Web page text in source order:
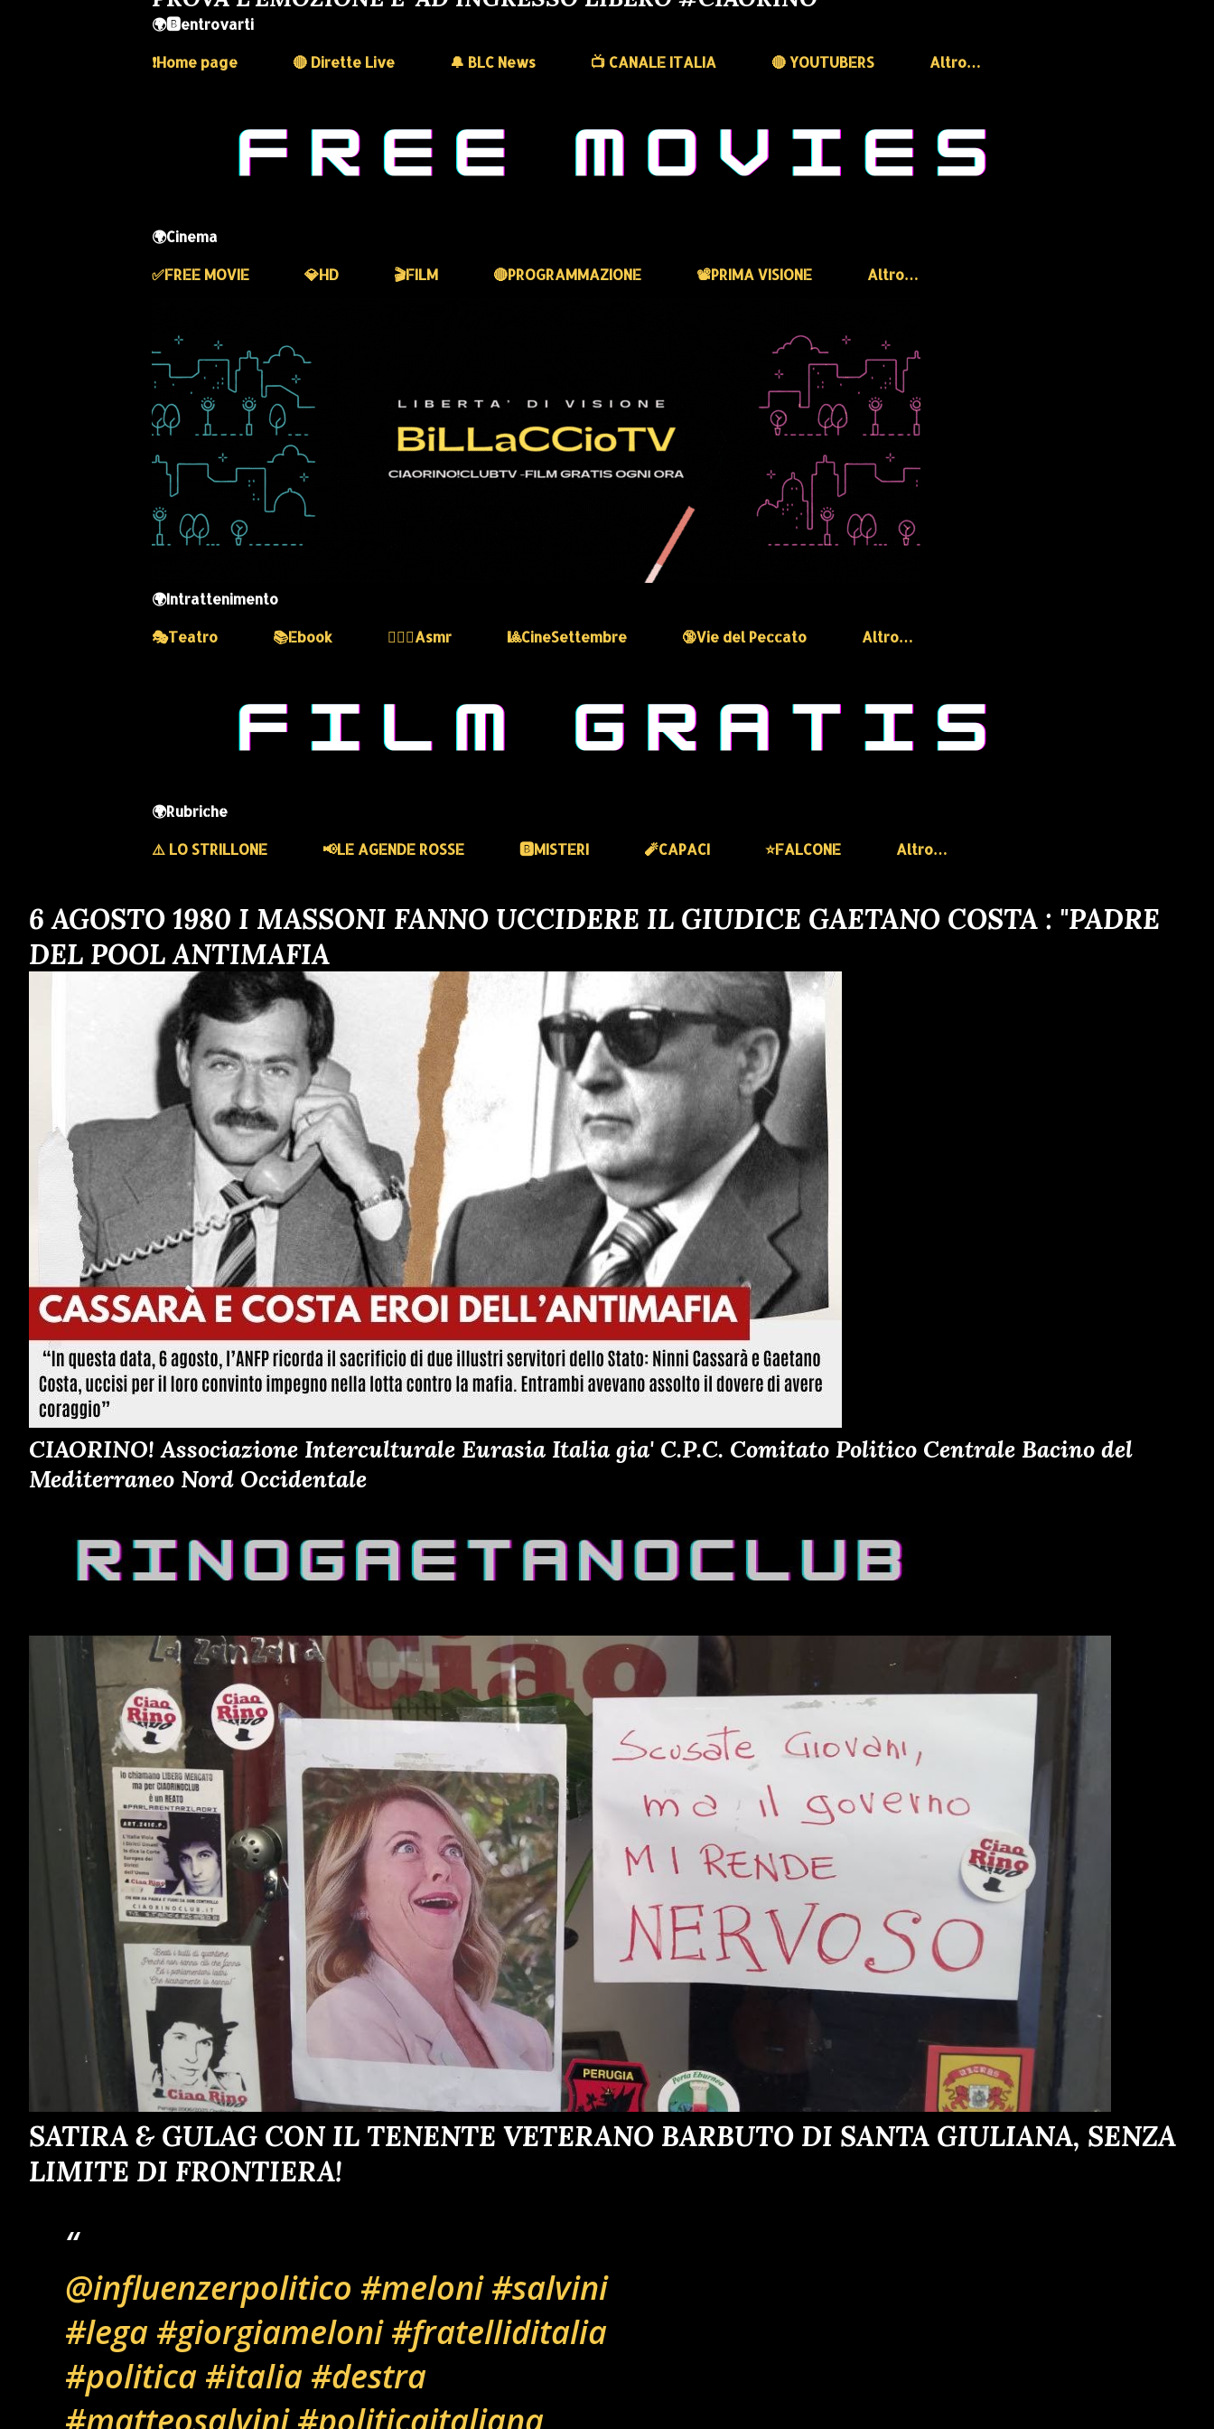
🌍🅱️entrovarti
❗️Home page
🔴 Dirette Live 🔔 BLC News 📺 CANALE ITALIA 🔴 YOUTUBERS Altro…
🌍Cinema
✅️FREE MOVIE
💎HD 🎬FILM 🔴PROGRAMMAZIONE 📽️PRIMA VISIONE Altro…
🌍Intrattenimento
🎭Teatro
📚Ebook 💆🏻‍♀️Asmr 🎱CineSettembre 🔞Vie del Peccato Altro…
🌍Rubriche
⚠️ LO STRILLONE
📢LE AGENDE ROSSE 🅱️MISTERI 🧨CAPACI ⭐️FALCONE Altro…
6 AGOSTO 1980 I MASSONI FANNO UCCIDERE IL GIUDICE GAETANO COSTA : "PADRE
DEL POOL ANTIMAFIA
CIAORINO! Associazione Interculturale Eurasia Italia gia' C.P.C. Comitato Politico Centrale Bacino del
Mediterraneo Nord Occidentale
SATIRA & GULAG CON IL TENENTE VETERANO BARBUTO DI SANTA GIULIANA, SENZA
LIMITE DI FRONTIERA!
@influenzerpolitico #meloni #salvini
#lega #giorgiameloni #fratelliditalia
#politica #italia #destra